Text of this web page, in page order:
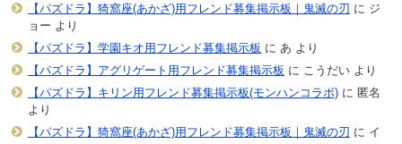
【パズドラ】猗窩座(あかざ)用フレンド募集掲示板｜鬼滅の刃 に ジ
ョー より
【パズドラ】学園キオ用フレンド募集掲示板 に あ より
【パズドラ】アグリゲート用フレンド募集掲示板 に こうだいより
【パズドラ】キリン用フレンド募集掲示板(モンハンコラボ)に 匿名
より
【パズドラ】猗窩座(あかざ)用フレンド募集掲示板｜鬼滅の刃 に イ